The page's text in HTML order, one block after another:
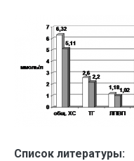
Список литературы: